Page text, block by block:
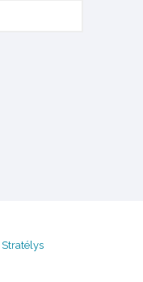
Stratélys